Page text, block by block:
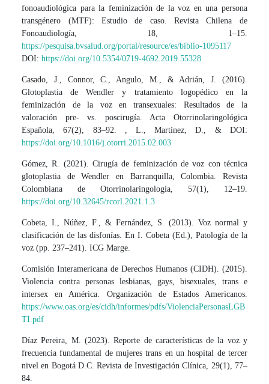
fonoaudiológica para la feminización de la voz en una persona
transgénero (MTF): Estudio de caso. Revista Chilena de
Fonoaudiología, 18, 1–15.
https://pesquisa.bvsalud.org/portal/resource/es/biblio-1095117
DOI:https://doi.org/10.5354/0719-4692.2019.55328
Casado, J., Connor, C., Angulo, M., & Adrián, J. (2016).
Glotoplastia de Wendler y tratamiento logopédico en la
feminización de la voz en transexuales: Resultados de la
valoración pre- vs. poscirugía. Acta Otorrinolaringológica
Española, 67(2), 83–92. , L., Martínez, D., & DOI:
https://doi.org/10.1016/j.otorri.2015.02.003
Gómez, R. (2021). Cirugía de feminización de voz con técnica
glotoplastia de Wendler en Barranquilla, Colombia. Revista
Colombiana de Otorrinolaringología, 57(1), 12–19.
https://doi.org/10.32645/rcorl.2021.1.3
Cobeta, I., Núñez, F., & Fernández, S. (2013). Voz normal y
clasificación de las disfonías. En I. Cobeta (Ed.), Patología de la
voz (pp. 237–241). ICG Marge.
Comisión Interamericana de Derechos Humanos (CIDH). (2015).
Violencia contra personas lesbianas, gays, bisexuales, trans e
intersex en América. Organización de Estados Americanos.
https://www.oas.org/es/cidh/informes/pdfs/ViolenciaPersonasLGB
TI.pdf
Díaz Pereira, M. (2023). Reporte de características de la voz y
frecuencia fundamental de mujeres trans en un hospital de tercer
nivel en Bogotá D.C. Revista de Investigación Clínica, 29(1), 77–
84.